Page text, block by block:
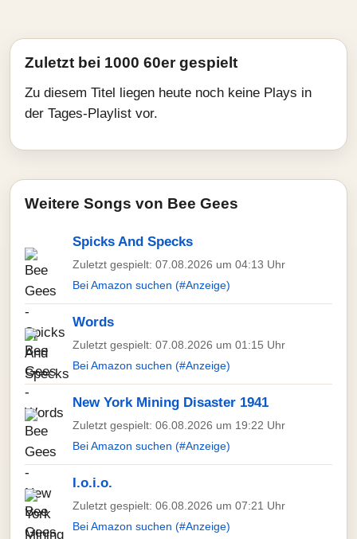
Zuletzt bei 1000 60er gespielt
Zu diesem Titel liegen heute noch keine Plays in
der Tages-Playlist vor.
Weitere Songs von Bee Gees
Spicks And Specks
Zuletzt gespielt: 07.08.2026 um 04:13 Uhr
Bei Amazon suchen (#Anzeige)
Words
Zuletzt gespielt: 07.08.2026 um 01:15 Uhr
Bei Amazon suchen (#Anzeige)
New York Mining Disaster 1941
Zuletzt gespielt: 06.08.2026 um 19:22 Uhr
Bei Amazon suchen (#Anzeige)
I.o.i.o.
Zuletzt gespielt: 06.08.2026 um 07:21 Uhr
Bei Amazon suchen (#Anzeige)